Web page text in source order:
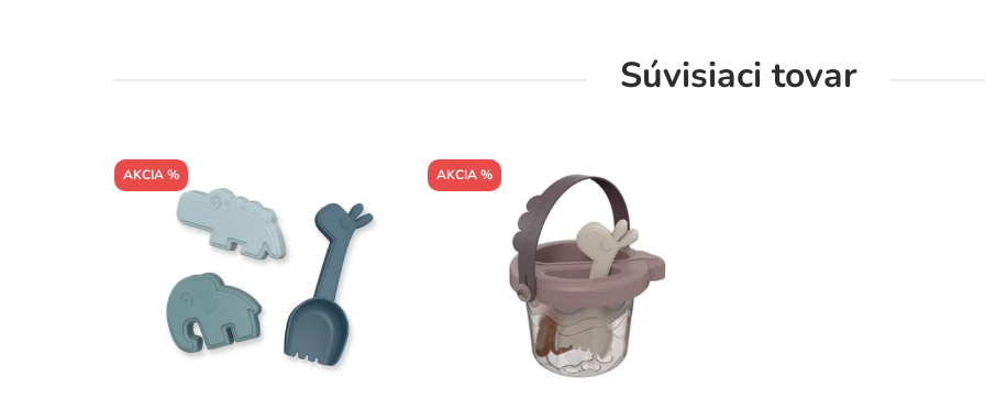
Súvisiaci tovar
AKCIA % AKCIA %